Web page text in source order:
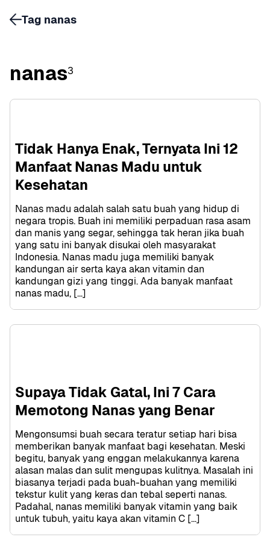
nanas3
Tidak Hanya Enak, Ternyata Ini 12
Manfaat Nanas Madu untuk
Kesehatan
Nanas madu adalah salah satu buah yang hidup di
negara tropis. Buah ini memiliki perpaduan rasa asam
dan manis yang segar, sehingga tak heran jika buah
yang satu ini banyak disukai oleh masyarakat
Indonesia. Nanas madu juga memiliki banyak
kandungan air serta kaya akan vitamin dan
kandungan gizi yang tinggi. Ada banyak manfaat
nanas madu, […]
Supaya Tidak Gatal, Ini 7 Cara
Memotong Nanas yang Benar
Mengonsumsi buah secara teratur setiap hari bisa
memberikan banyak manfaat bagi kesehatan. Meski
begitu, banyak yang enggan melakukannya karena
alasan malas dan sulit mengupas kulitnya. Masalah ini
biasanya terjadi pada buah-buahan yang memiliki
tekstur kulit yang keras dan tebal seperti nanas.
Padahal, nanas memiliki banyak vitamin yang baik
untuk tubuh, yaitu kaya akan vitamin C […]
Tag nanas